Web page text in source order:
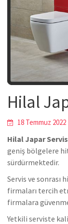
Hilal
18 Temmuz 2022
Hilal Japar
geniş bölgelere
sürdürmektedir.
Servis ve
firmaları tercih
firmalara
Yetkili serviste